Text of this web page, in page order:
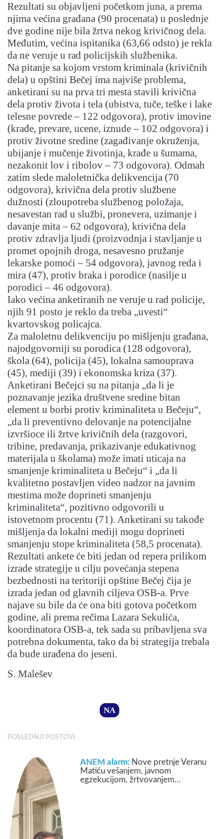
Rezultati su objavljeni početkom juna, a prema
njima većina građana (90 procenata) u poslednje
dve godine nije bila žrtva nekog krivičnog dela.
Međutim, većina ispitanika (63,66 odsto) je rekla
da ne veruje u rad policijskih službenika.
Na pitanje sa kojom vrstom kriminala (krivičnih
dela) u opštini Bečej ima najviše problema,
anketirani su na prva tri mesta stavili krivična
dela protiv života i tela (ubistva, tuče, teške i lake
telesne povrede – 122 odgovora), protiv imovine
(krađe, prevare, ucene, iznude – 102 odgovora) i
protiv životne sredine (zagađivanje okruženja,
ubijanje i mučenje životinja, krađe u šumama,
nezakonit lov i ribolov – 73 odgovora). Odmah
zatim slede maloletnička delikvencija (70
odgovora), krivična dela protiv službene
dužnosti (zloupotreba službenog položaja,
nesavestan rad u službi, pronevera, uzimanje i
davanje mita – 62 odgovora), krivična dela
protiv zdravlja ljudi (proizvodnja i stavljanje u
promet opojnih droga, nesavesno pružanje
lekarske pomoći – 54 odgovora), javnog reda i
mira (47), protiv braka i porodice (nasilje u
porodici – 46 odgovora).
Iako većina anketiranih ne veruje u rad policije,
njih 91 posto je reklo da treba „uvesti“
kvartovskog policajca.
Za maloletnu delikvenciju po mišljenju građana,
najodgovorniji su porodica (128 odgovora),
škola (64), policija (45), lokalna samouprava
(45), mediji (39) i ekonomska kriza (37).
Anketirani Bečejci su na pitanja „da li je
poznavanje jezika društvene sredine bitan
element u borbi protiv kriminaliteta u Bečeju“,
„da li preventivno delovanje na potencijalne
izvršioce ili žrtve krivičnih dela (razgovori,
tribine, predavanja, prikazivanje edukativnog
materijala u školama) može imati uticaja na
smanjenje kriminaliteta u Bečeju“ i „da li
kvalitetno postavljen video nadzor na javnim
mestima može doprineti smanjenju
kriminaliteta“, pozitivno odgovorili u
istovetnom procentu (71). Anketirani su takođe
mišljenja da lokalni mediji mogu doprineti
smanjenju stope kriminaliteta (58,5 procenata).
Rezultati ankete će biti jedan od repera prilikom
izrade strategije u cilju povećanja stepena
bezbednosti na teritoriji opštine Bečej čija je
izrada jedan od glavnih ciljeva OSB-a. Prve
najave su bile da će ona biti gotova početkom
godine, ali prema rečima Lazara Sekulića,
koordinatora OSB-a, tek sada su pribavljena sva
potrebna dokumenta, tako da bi strategija trebala
da bude urađena do jeseni.
S. Malešev
NA
POSLEDNJI POSTOVI
ANEM alarm: Nove pretnje Veranu
Matiću vešanjem, javnom
egzekucijom, žrtvovanjem…